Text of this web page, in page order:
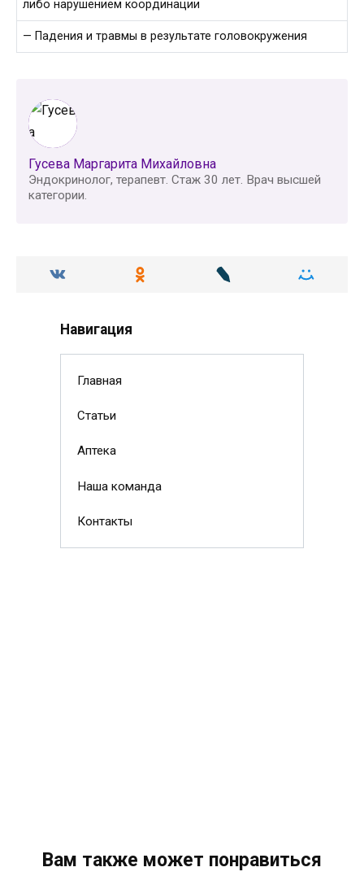
либо нарушением координации
— Падения и травмы в результате головокружения
Гусева Маргарита Михайловна
Эндокринолог, терапевт. Стаж 30 лет. Врач высшей
категории.
Навигация
Главная
Статьи
Аптека
Наша команда
Контакты
Вам также может понравиться